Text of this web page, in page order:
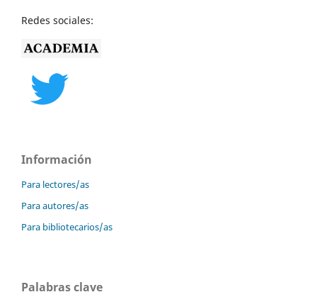
Redes sociales:
Información
Para lectores/as
Para autores/as
Para bibliotecarios/as
Palabras clave